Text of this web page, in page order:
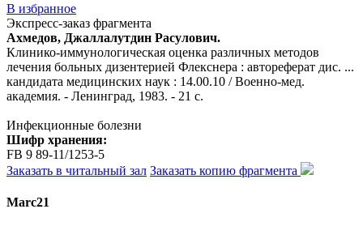
В избранное
Экспресс-заказ фрагмента
Ахмедов, Джаллалутдин Расулович.
Клинико-иммунологическая оценка различных методов
лечения больных дизентерией Флекснера : автореферат дис. ...
кандидата медицинских наук : 14.00.10 / Военно-мед.
академия. - Ленинград, 1983. - 21 с.
Инфекционные болезни
Шифр хранения:
FB 9 89-11/1253-5
Заказать в читальный зал Заказать копию фрагмента
Marc21